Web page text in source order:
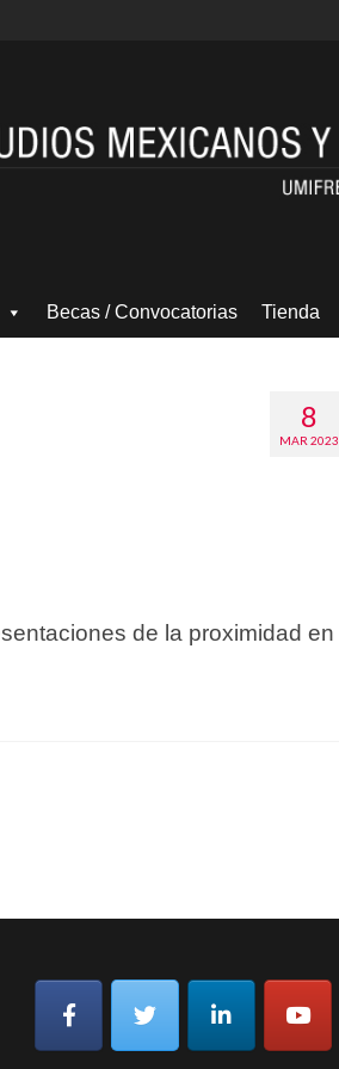
Becas / Convocatorias Tienda
8
MAR 2023
de la proximidad en